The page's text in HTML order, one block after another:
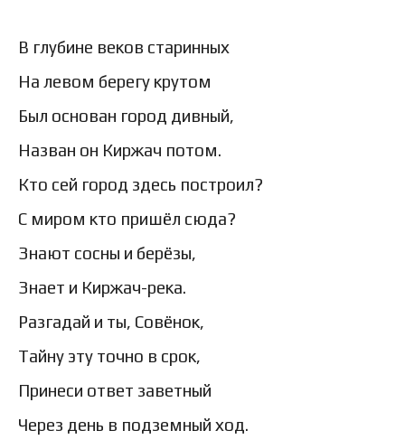
В глубине веков старинных
На левом берегу крутом
Был основан город дивный,
Назван он Киржач потом.
Кто сей город здесь построил?
С миром кто пришёл сюда?
Знают сосны и берёзы,
Знает и Киржач-река.
Разгадай и ты, Совёнок,
Тайну эту точно в срок,
Принеси ответ заветный
Через день в подземный ход.